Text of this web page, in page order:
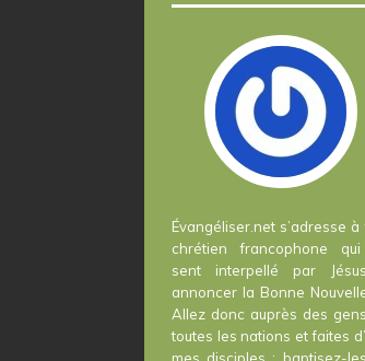
Évangéliser.net s’adresse à
chrétien francophone
sent interpellé par
annoncer la Bonne
Allez donc auprès des
toutes les nations et faites